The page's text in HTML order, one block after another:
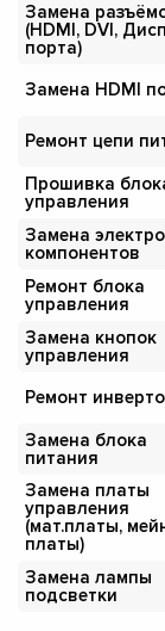
Замена
(HDMI, DVI,
порта)
Замена HDMI
Ремонт цепи
Прошивка
управления
Замена
компонентов
Ремонт блока
управления
Замена кнопок
управления
Ремонт
Замена блока
питания
Замена платы
управления
(мат.платы,
платы)
Замена лампы
подсветки